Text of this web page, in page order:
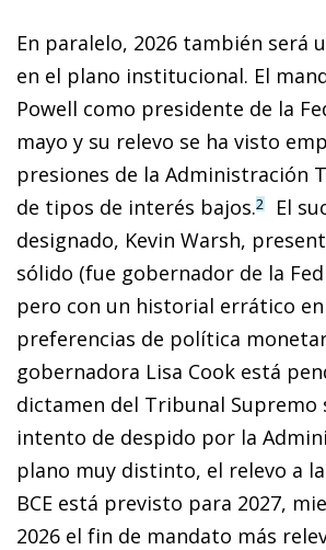
En paralelo, 2026 también será
en el plano institucional. El
Powell como presidente de la
mayo y su relevo se ha visto
presiones de la Administración
de tipos de interés bajos.2
El
designado, Kevin Warsh,
sólido (fue gobernador de la Fed
pero con un historial errático en
preferencias de política
gobernadora Lisa Cook está
dictamen del Tribunal Supremo
intento de despido por la
plano muy distinto, el relevo a
BCE está previsto para 2027,
2026 el fin de mandato más